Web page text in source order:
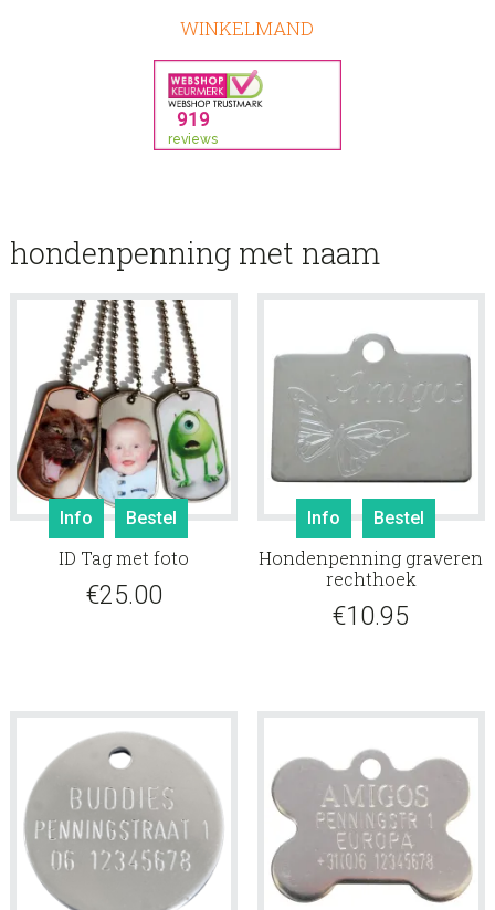
WINKELMAND
hondenpenning met naam
Info Bestel
ID Tag met foto
€25.00
Info Bestel
Hondenpenning graveren
rechthoek
€10.95